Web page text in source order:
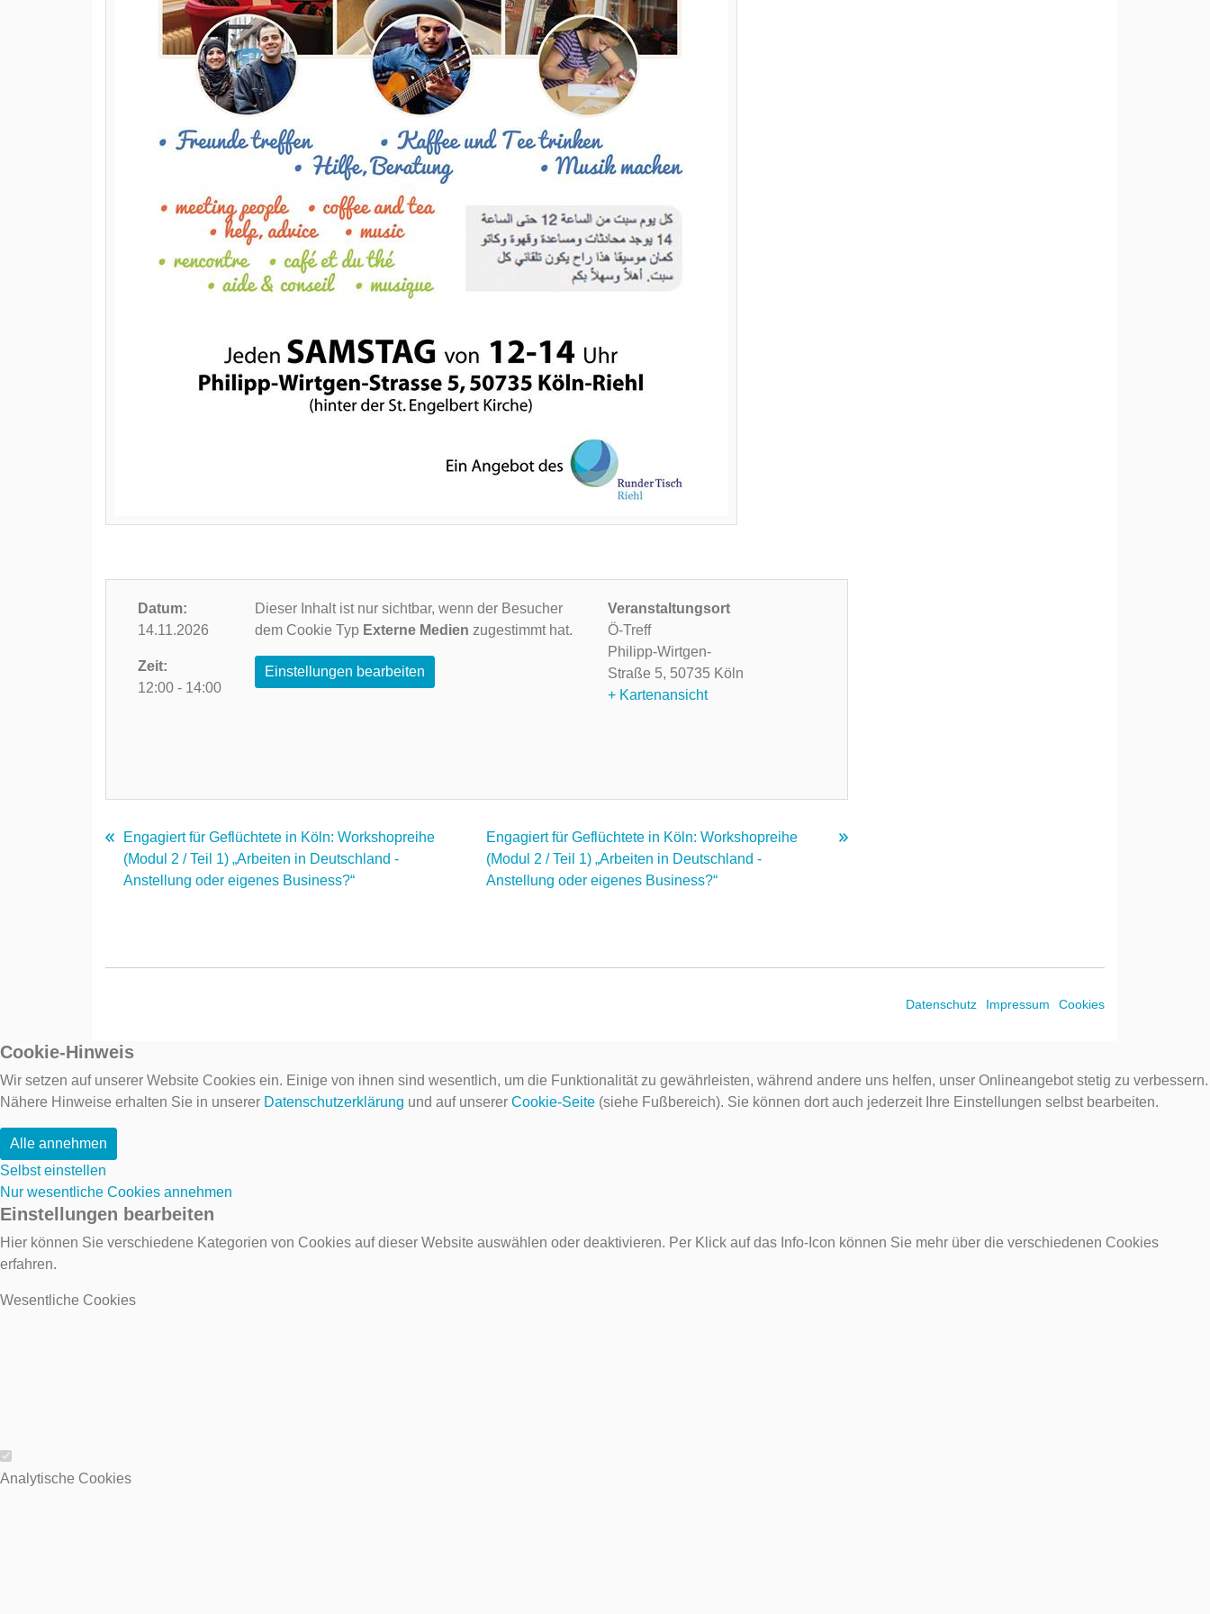
Datum:
14.11.2026
Zeit:
12:00 - 14:00
Dieser Inhalt ist nur sichtbar, wenn der Besucher
dem Cookie Typ Externe Medien zugestimmt hat.
Einstellungen bearbeiten
Veranstaltungsort
Ö-Treff
Philipp-Wirtgen-
Straße 5, 50735 Köln
+ Kartenansicht
Engagiert für Geflüchtete in Köln: Workshopreihe
(Modul 2 / Teil 1) „Arbeiten in Deutschland -
Anstellung oder eigenes Business?“
Engagiert für Geflüchtete in Köln: Workshopreihe
(Modul 2 / Teil 1) „Arbeiten in Deutschland -
Anstellung oder eigenes Business?“
Datenschutz Impressum Cookies
Cookie-Hinweis
Wir setzen auf unserer Website Cookies ein. Einige von ihnen sind wesentlich, um die Funktionalität zu gewährleisten, während andere uns helfen, unser Onlineangebot stetig zu verbessern.
Nähere Hinweise erhalten Sie in unserer Datenschutzerklärung und auf unserer Cookie-Seite (siehe Fußbereich). Sie können dort auch jederzeit Ihre Einstellungen selbst bearbeiten.
Alle annehmen
Selbst einstellen
Nur wesentliche Cookies annehmen
Einstellungen bearbeiten
Hier können Sie verschiedene Kategorien von Cookies auf dieser Website auswählen oder deaktivieren. Per Klick auf das Info-Icon können Sie mehr über die verschiedenen Cookies
erfahren.
Wesentliche Cookies
Wesentliche Cookies
Analytische Cookies